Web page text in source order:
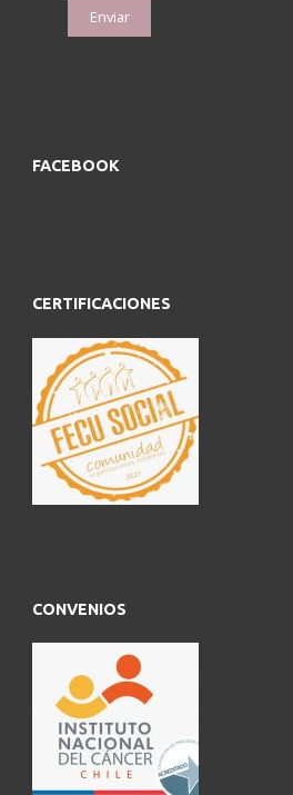
FACEBOOK
CERTIFICACIONES
CONVENIOS